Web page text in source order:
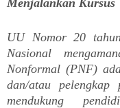
UU Nomor 20
Nasional
Nonformal (PNF)
dan/atau
mendukung